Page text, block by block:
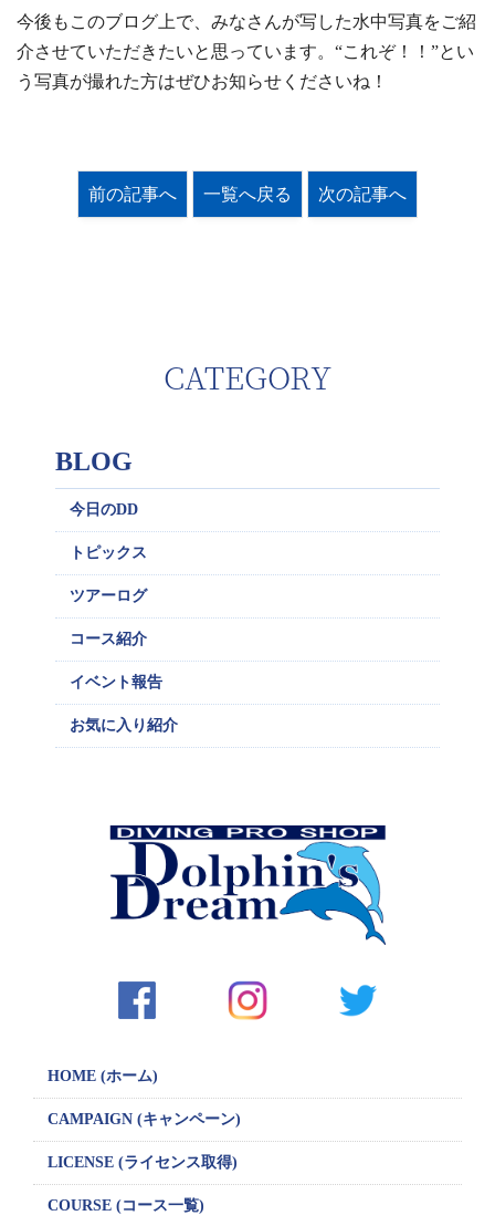
今後もこのブログ上で、みなさんが写した水中写真をご紹
介させていただきたいと思っています。“これぞ！！”とい
う写真が撮れた方はぜひお知らせくださいね！
前の記事へ 一覧へ戻る 次の記事へ
CATEGORY
BLOG
今日のDD
トピックス
ツアーログ
コース紹介
イベント報告
お気に入り紹介
HOME (ホーム)
CAMPAIGN (キャンペーン)
LICENSE (ライセンス取得)
COURSE (コース一覧)